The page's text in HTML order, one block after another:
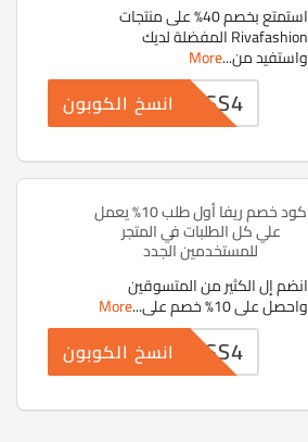
استمتع بخصم 40% على منتجات
Rivafashion المفضلة لديك
واستفيد من...
More
RSS4 انسخ الكوبون
كود خصم ريفا أول طلب 10% يعمل
علي كل الطلبات في المتجر
للمستخدمين الجدد
انضم إل الكثير من المتسوقين
واحصل على 10% خصم على ...
More
RSS4 انسخ الكوبون